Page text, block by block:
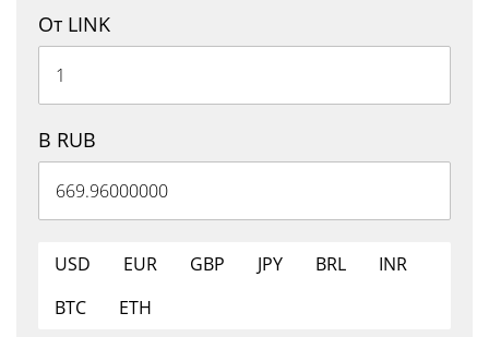
От LINK
В RUB
USD EUR GBP JPY BRL
INR
BTC
ETH